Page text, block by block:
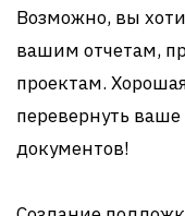
Возможно, вы
вашим отчетам,
проектам.
перевернуть
документов!